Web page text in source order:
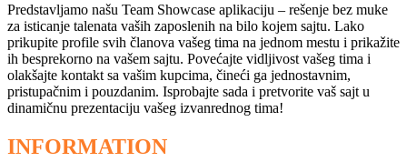
Predstavljamo našu Team Showcase aplikaciju – rešenje bez muke
za isticanje talenata vaših zaposlenih na bilo kojem sajtu. Lako
prikupite profile svih članova vašeg tima na jednom mestu i prikažite
ih besprekorno na vašem sajtu. Povećajte vidljivost vašeg tima i
olakšajte kontakt sa vašim kupcima, čineći ga jednostavnim,
pristupačnim i pouzdanim. Isprobajte sada i pretvorite vaš sajt u
dinamičnu prezentaciju vašeg izvanrednog tima!
INFORMATION